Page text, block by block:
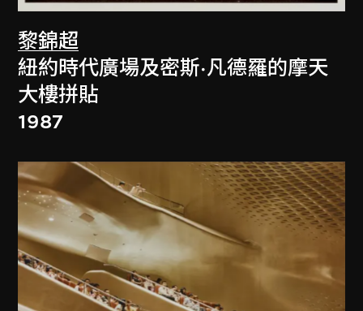
黎錦超
紐約時代廣場及密斯·凡德羅的摩天
大樓拼貼
1987